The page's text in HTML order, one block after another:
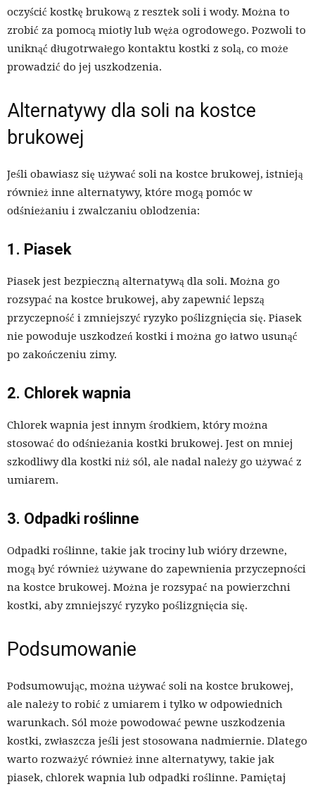
oczyścić kostkę brukową z resztek soli i wody. Można to
zrobić za pomocą miotły lub węża ogrodowego. Pozwoli to
uniknąć długotrwałego kontaktu kostki z solą, co może
prowadzić do jej uszkodzenia.
Alternatywy dla soli na kostce
brukowej
Jeśli obawiasz się używać soli na kostce brukowej, istnieją
również inne alternatywy, które mogą pomóc w
odśnieżaniu i zwalczaniu oblodzenia:
1. Piasek
Piasek jest bezpieczną alternatywą dla soli. Można go
rozsypać na kostce brukowej, aby zapewnić lepszą
przyczepność i zmniejszyć ryzyko poślizgnięcia się. Piasek
nie powoduje uszkodzeń kostki i można go łatwo usunąć
po zakończeniu zimy.
2. Chlorek wapnia
Chlorek wapnia jest innym środkiem, który można
stosować do odśnieżania kostki brukowej. Jest on mniej
szkodliwy dla kostki niż sól, ale nadal należy go używać z
umiarem.
3. Odpadki roślinne
Odpadki roślinne, takie jak trociny lub wióry drzewne,
mogą być również używane do zapewnienia przyczepności
na kostce brukowej. Można je rozsypać na powierzchni
kostki, aby zmniejszyć ryzyko poślizgnięcia się.
Podsumowanie
Podsumowując, można używać soli na kostce brukowej,
ale należy to robić z umiarem i tylko w odpowiednich
warunkach. Sól może powodować pewne uszkodzenia
kostki, zwłaszcza jeśli jest stosowana nadmiernie. Dlatego
warto rozważyć również inne alternatywy, takie jak
piasek, chlorek wapnia lub odpadki roślinne. Pamiętaj